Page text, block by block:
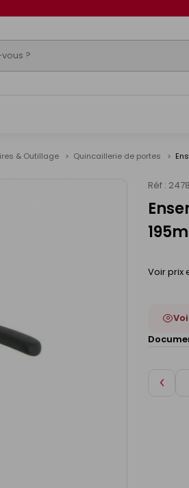
& Outillage Quincaillerie de portes
Réf :
Voir prix